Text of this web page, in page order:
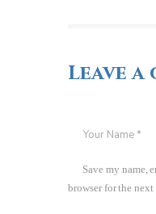
Leave
Save my name,
browser for the